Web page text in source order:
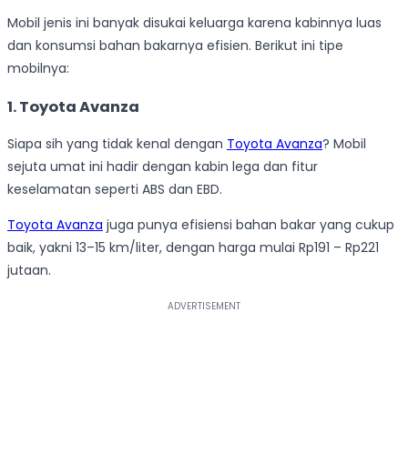
Mobil jenis ini banyak disukai keluarga karena kabinnya luas
dan konsumsi bahan bakarnya efisien. Berikut ini tipe
mobilnya:
1. Toyota Avanza
Siapa sih yang tidak kenal dengan Toyota Avanza? Mobil
sejuta umat ini hadir dengan kabin lega dan fitur
keselamatan seperti ABS dan EBD.
Toyota Avanza juga punya efisiensi bahan bakar yang cukup
baik, yakni 13–15 km/liter, dengan harga mulai Rp191 – Rp221
jutaan.